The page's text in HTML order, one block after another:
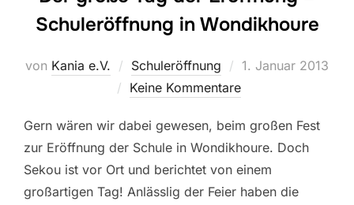
Schuleröffnung in Wondikhoure
von Kania e.V. Schuleröffnung
Veröffentlicht
1. Januar 2013
Keine Kommentare
Gern wären wir dabei gewesen, beim großen Fest
zur Eröffnung der Schule in Wondikhoure. Doch
Sekou ist vor Ort und berichtet von einem
großartigen Tag! Anlässlig der Feier haben die